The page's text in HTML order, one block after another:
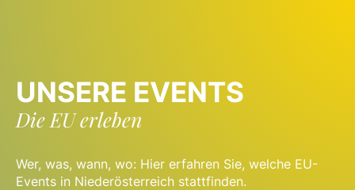
UNSERE EVENTS
Die EU erleben
Wer, was, wann, wo: Hier erfahren Sie, welche EU-
Events in Niederösterreich stattfinden.